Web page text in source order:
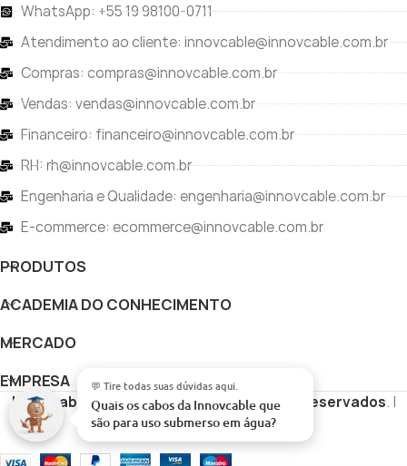
💬 Tire todas suas dúvidas aqui.
Quais os cabos da Innovcab
WhatsApp: +55 19 98100-0711
Atendimento ao cliente: innovcable@innovcable.com.br
Compras: compras@innovcable.com.br
Vendas: vendas@innovcable.com.br
Financeiro: financeiro@innovcable.com.br
RH: rh@innovcable.com.br
Engenharia e Qualidade: engenharia@innovcable.com.br
E-commerce: ecommerce@innovcable.com.br
PRODUTOS
ACADEMIA DO CONHECIMENTO
MERCADO
EMPRESA
Innovcable Copyright Todos os direitos reservados. |
Desenvolvido porVértice Digital